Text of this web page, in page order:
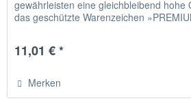
gewährleisten eine gleichbleibend hohe
das geschützte Warenzeichen
11,01 € *
Merken